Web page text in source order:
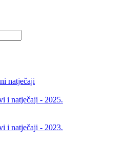
natječaji
i natječaji - 2025.
i natječaji - 2023.